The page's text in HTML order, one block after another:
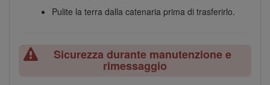
Pulite la terra dalla catenaria prima di trasferirlo.
Sicurezza durante manutenzione e
rimessaggio